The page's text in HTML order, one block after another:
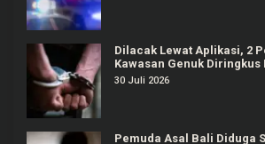
Dilacak Lewat Aplikasi, 2
Kawasan Genuk Diringkus
30 Juli 2026
Pemuda Asal Bali Diduga